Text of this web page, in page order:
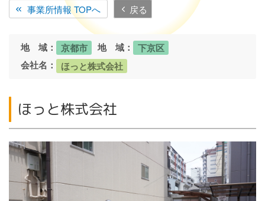
サービス別 一覧
地域別 一覧
会社別 一覧
会社案内
法人概要
個人情報保護方針
まごのてグループ沿革
事業所情報 TOPへ 戻る
地 域： 京都市 地 域：
下京区
会社名：
ほっと株式会社
ほっと株式会社